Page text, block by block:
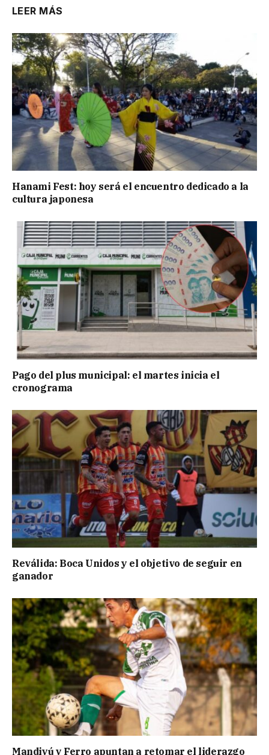
LEER MÁS
Hanami Fest: hoy será el encuentro dedicado a la
cultura japonesa
Pago del plus municipal: el martes inicia el
cronograma
Reválida: Boca Unidos y el objetivo de seguir en
ganador
Mandiyú y Ferro apuntan a retomar el liderazgo